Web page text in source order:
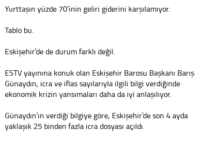
Yurttaşın yüzde 70’inin geliri giderini karşılamıyor.
Tablo bu.
Eskişehir’de de durum farklı değil.
ESTV yayınına konuk olan Eskişehir Barosu Başkanı Barış
Günaydın, icra ve iflas sayılarıyla ilgili bilgi verdiğinde
ekonomik krizin yansımaları daha da iyi anlaşılıyor.
Günaydın’ın verdiği bilgiye göre, Eskişehir’de son 4 ayda
yaklaşık 25 binden fazla icra dosyası açıldı.